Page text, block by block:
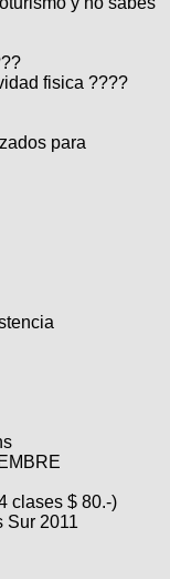
fisica ????
para
clases $ 80.-)
Sur 2011